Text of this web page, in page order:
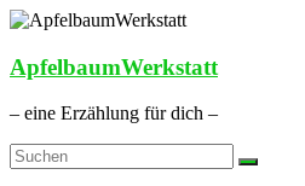
Zum
springen
ApfelbaumWerkstatt
– eine Erzählung für dich –